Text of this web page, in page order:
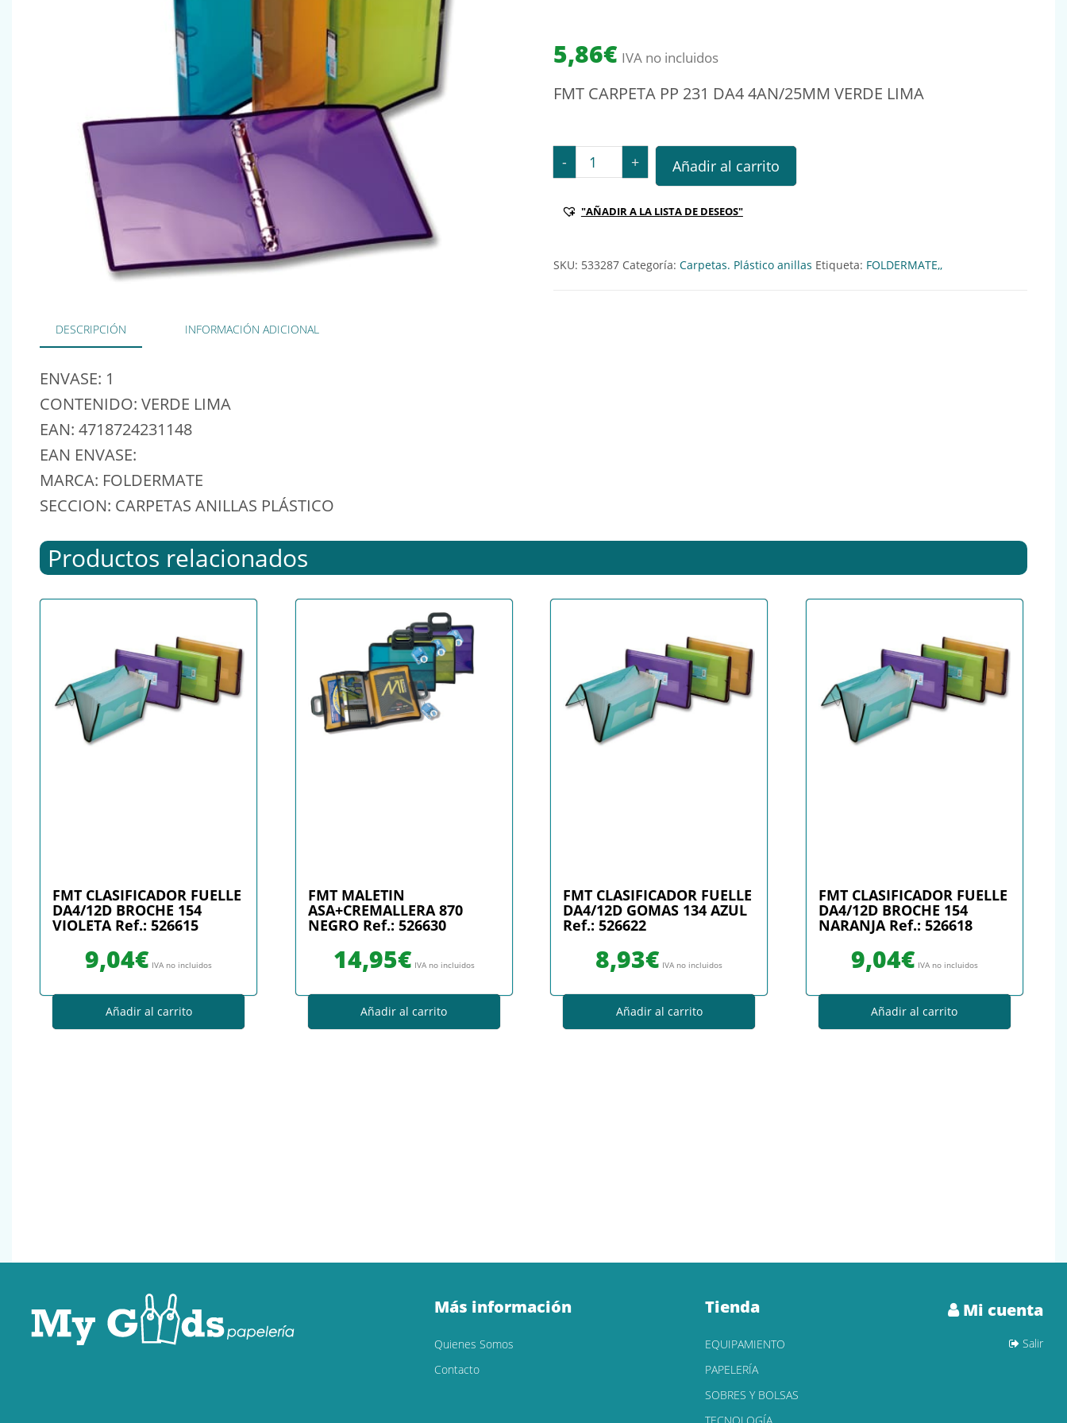
5,86€ IVA no incluidos
FMT CARPETA PP 231 DA4 4AN/25MM VERDE LIMA
- FMT CARPETA PP 231 DA4 4AN/25MM VERDE LIMA Ref.: 533287 cantidad
+ Añadir al carrito
"AÑADIR A LA LISTA DE DESEOS"
SKU: 533287 Categoría: Carpetas. Plástico anillas Etiqueta: FOLDERMATE,,
DESCRIPCIÓN INFORMACIÓN ADICIONAL
ENVASE: 1
CONTENIDO: VERDE LIMA
EAN: 4718724231148
EAN ENVASE:
MARCA: FOLDERMATE
SECCION: CARPETAS ANILLAS PLÁSTICO
Productos relacionados
FMT CLASIFICADOR FUELLE
DA4/12D BROCHE 154
VIOLETA Ref.: 526615
9,04€ IVA no incluidos
Añadir al carrito
FMT MALETIN
ASA+CREMALLERA 870
NEGRO Ref.: 526630
14,95€ IVA no incluidos
Añadir al carrito
FMT CLASIFICADOR FUELLE
DA4/12D GOMAS 134 AZUL
Ref.: 526622
8,93€ IVA no incluidos
Añadir al carrito
FMT CLASIFICADOR FUELLE
DA4/12D BROCHE 154
NARANJA Ref.: 526618
9,04€ IVA no incluidos
Añadir al carrito
Más información
Quienes Somos
Contacto
Tienda
EQUIPAMIENTO
PAPELERÍA
SOBRES Y BOLSAS
Mi cuenta
Salir